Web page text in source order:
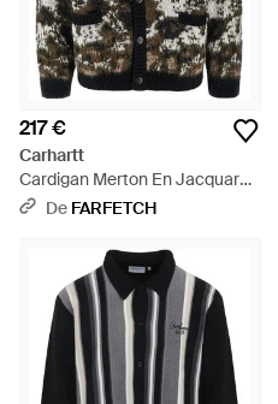
217 €
Carhartt
Cardigan Merton En Jacquard -
GrisDe FARFETCH